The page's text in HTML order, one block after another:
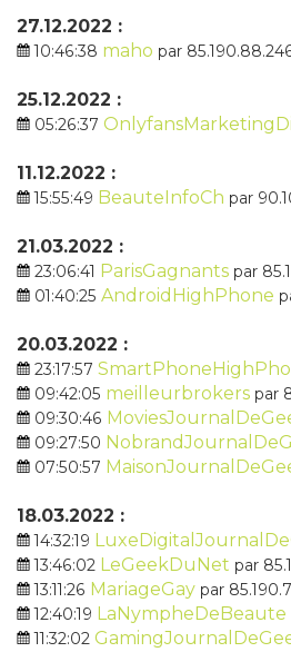
27.12.2022 :
10:46:38 maho par
25.12.2022 :
05:26:37
11.12.2022 :
15:55:49 BeauteInfoCh par
21.03.2022 :
23:06:41 ParisGagnants par
01:40:25 AndroidHighPhone
20.03.2022 :
23:17:57
09:42:05 meilleurbrokers par
09:30:46
09:27:50
07:50:57
18.03.2022 :
14:32:19
13:46:02 LeGeekDuNet par
13:11:26 MariageGay par
12:40:19 LaNympheDeBeaute
11:32:02